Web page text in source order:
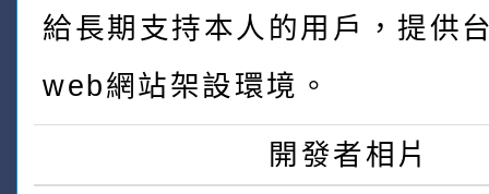
給長期支持本人的用戶，提供
web網站架設環境。
開發者相片